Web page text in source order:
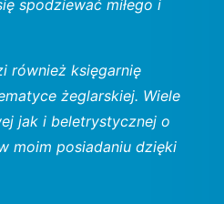
spodziewać miłego i
również księgarnię
żeglarskiej. Wiele
jak i beletrystycznej o
moim posiadaniu dzięki